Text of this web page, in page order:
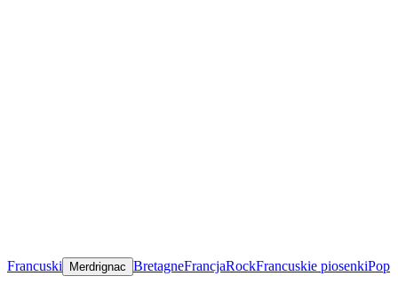
Francuski Merdrignac BretagneFrancjaRockFrancuskie piosenkiPop